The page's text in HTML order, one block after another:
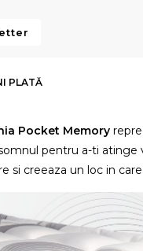
PLATĂ
Pocket Memory
pentru a-ti atinge
si creeaza un loc in